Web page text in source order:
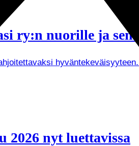
ry:n nuorille ja
nyt luettavissa